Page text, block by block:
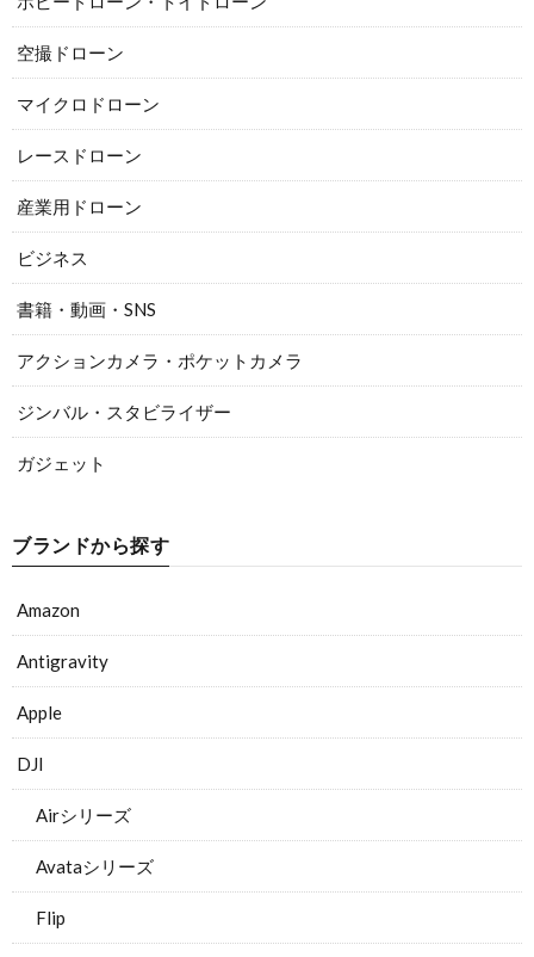
空撮ドローン
マイクロドローン
レースドローン
産業用ドローン
ビジネス
書籍・動画・SNS
アクションカメラ・ポケットカメラ
ジンバル・スタビライザー
ガジェット
ブランドから探す
Amazon
Antigravity
Apple
DJI
Airシリーズ
Avataシリーズ
Flip